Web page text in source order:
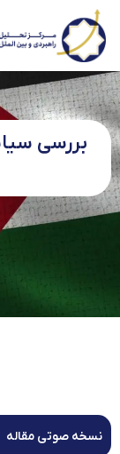
بررسی
نسخه صوتی مقاله